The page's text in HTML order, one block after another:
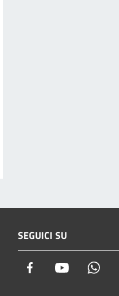
SEGUICI SU
Facebook Youtube